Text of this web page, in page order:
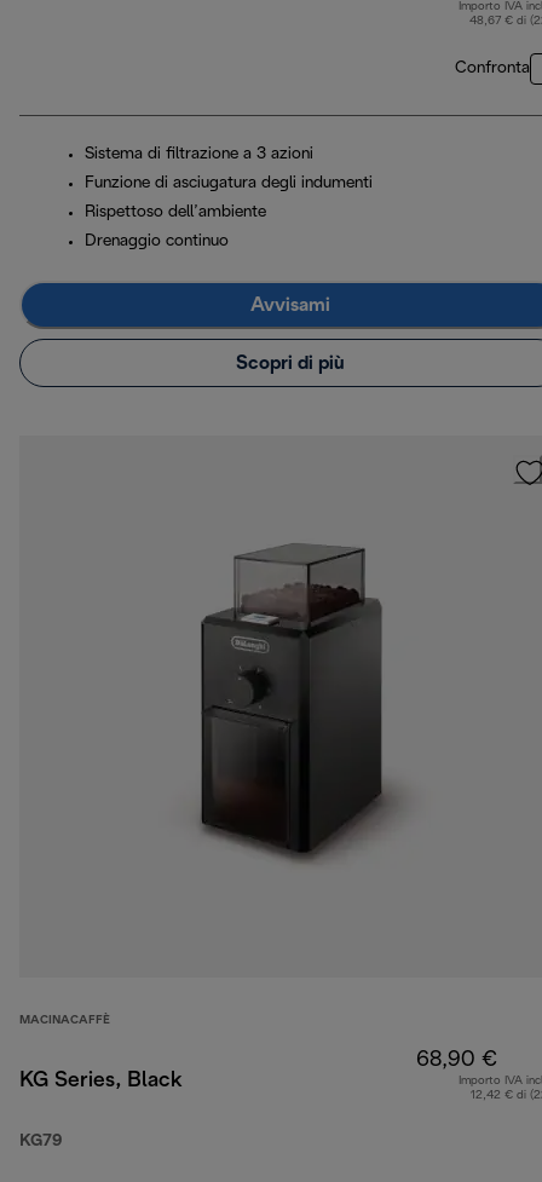
Importo IVA
48,67 € di
Confronta
Sistema di filtrazione a 3 azioni
Funzione di asciugatura degli indumenti
Rispettoso dell’ambiente
Drenaggio continuo
Avvisami
Scopri di più
MACINACAFFÈ
KG Series, Black
KG79
68,90 €
Importo IVA
12,42 € di